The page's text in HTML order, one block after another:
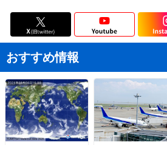
おすすめ情報